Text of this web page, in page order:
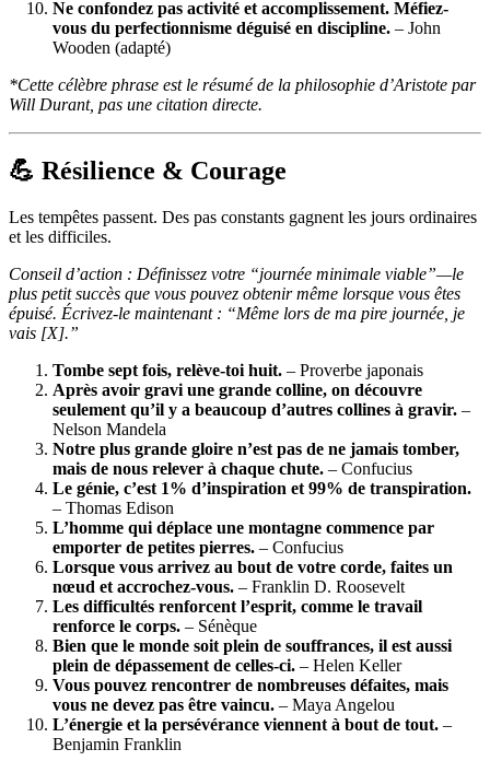
Ne confondez pas activité et accomplissement. Méfiez-
vous du perfectionnisme déguisé en discipline. – John
Wooden (adapté)
*Cette célèbre phrase est le résumé de la philosophie d’Aristote par
Will Durant, pas une citation directe.
💪 Résilience & Courage
Les tempêtes passent. Des pas constants gagnent les jours ordinaires
et les difficiles.
Conseil d’action : Définissez votre “journée minimale viable”—le
plus petit succès que vous pouvez obtenir même lorsque vous êtes
épuisé. Écrivez-le maintenant : “Même lors de ma pire journée, je
vais [X].”
Tombe sept fois, relève-toi huit. – Proverbe japonais
Après avoir gravi une grande colline, on découvre
seulement qu’il y a beaucoup d’autres collines à gravir. –
Nelson Mandela
Notre plus grande gloire n’est pas de ne jamais tomber,
mais de nous relever à chaque chute. – Confucius
Le génie, c’est 1% d’inspiration et 99% de transpiration.
– Thomas Edison
L’homme qui déplace une montagne commence par
emporter de petites pierres. – Confucius
Lorsque vous arrivez au bout de votre corde, faites un
nœud et accrochez-vous. – Franklin D. Roosevelt
Les difficultés renforcent l’esprit, comme le travail
renforce le corps. – Sénèque
Bien que le monde soit plein de souffrances, il est aussi
plein de dépassement de celles-ci. – Helen Keller
Vous pouvez rencontrer de nombreuses défaites, mais
vous ne devez pas être vaincu. – Maya Angelou
L’énergie et la persévérance viennent à bout de tout. –
Benjamin Franklin